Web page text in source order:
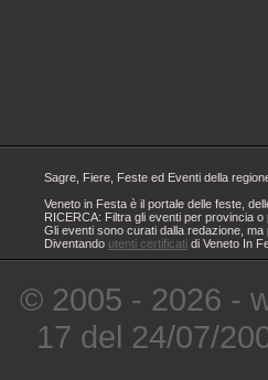
Sagre, Fiere, Feste ed Eventi della
Veneto in Festa è il portale delle feste,
RICERCA: Filtra gli eventi per provincia
Gli eventi sono curati dalla redazione,
Diventando utenti certificati di Veneto In
© 2005 - 2026 -
17 del 24/07/